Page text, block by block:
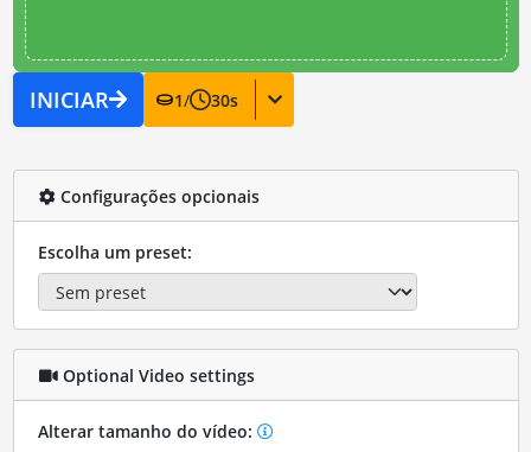
INICIAR 1/ 30s
Configurações opcionais
Escolha um preset:
Optional Video settings
Alterar tamanho do vídeo: